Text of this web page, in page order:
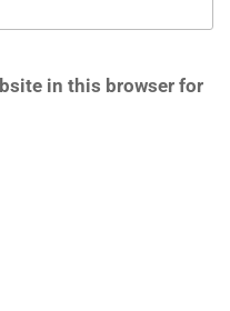
in this browser for